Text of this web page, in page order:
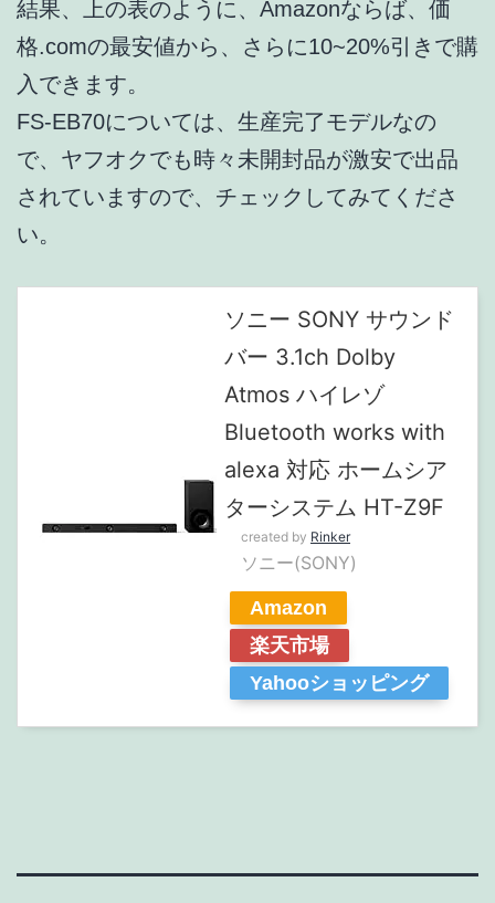
結果、上の表のように、Amazonならば、価
格.comの最安値から、さらに10~20%引きで購
入できます。
FS-EB70については、生産完了モデルなの
で、ヤフオクでも時々未開封品が激安で出品
されていますので、チェックしてみてくださ
い。
ソニー SONY サウンド
バー 3.1ch Dolby
Atmos ハイレゾ
Bluetooth works with
alexa 対応 ホームシア
ターシステム HT-Z9F
created by Rinker
ソニー(SONY)
Amazon
楽天市場
Yahooショッピング